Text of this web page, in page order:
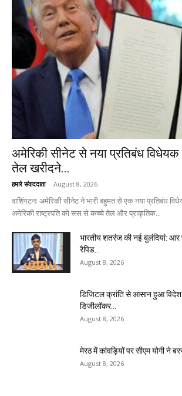
अमेरिकी सीनेट से नया प्रतिबंध
तेल खरीदने...
हमारे संवाददाता - August 8, 2026
वाशिंगटन: अमेरिकी सीनेट ने भारी बहुमत से एक नया प्रतिबंध
अमेरिकी राष्ट्रपति को रूस से कच्चे तेल और प्राकृतिक...
भारतीय शतरंज की नई बुलंदियां: आर
रैपिड...
August 8, 2026
डिजिटल क्रांति से आसान हुआ विदेश
डिजीलॉकर...
August 8, 2026
मेरठ में कांवड़ियों पर सीएम योगी ने
August 8, 2026